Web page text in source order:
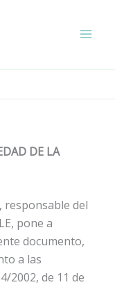
DE LA
, responsable del
pone a
documento,
a las
2002, de 11 de